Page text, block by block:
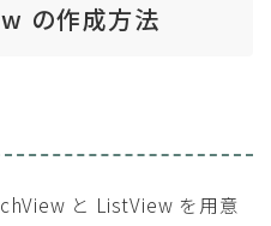
の作成方法
と ListView を用意